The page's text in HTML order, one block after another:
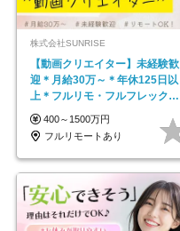
株式会社SUNRISE
【動画クリエイター】未経験歓
迎＊月給30万～＊年休125日以
上＊フルリモ・フルフレックス
◆10名の採用が決定◆
400～1500万円
フルリモートあり